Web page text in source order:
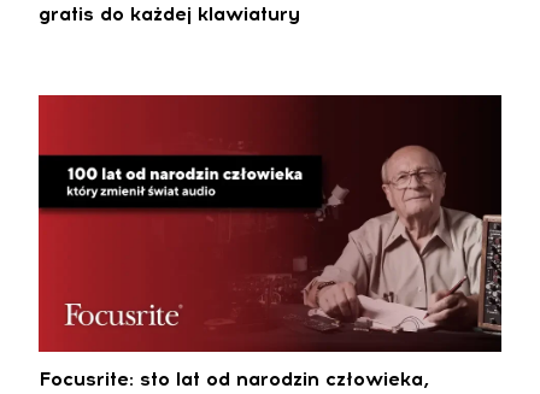
gratis do każdej klawiatury
Focusrite: sto lat od narodzin człowieka,